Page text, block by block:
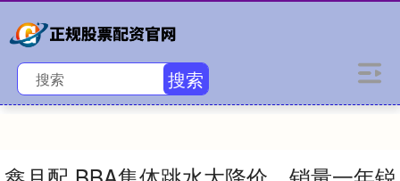
搜索